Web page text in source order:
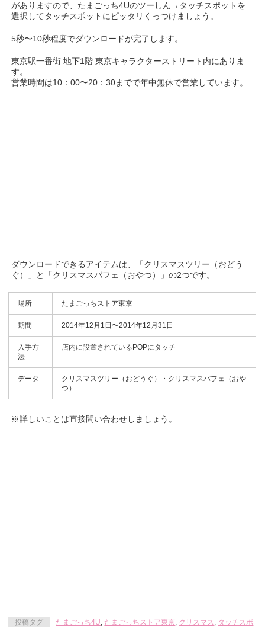
がありますので、たまごっち4Uのツーしん→タッチスポットを
選択してタッチスポットにピッタリくっつけましょう。
5秒〜10秒程度でダウンロードが完了します。
東京駅一番街 地下1階 東京キャラクターストリート内にありま
す。
営業時間は10：00〜20：30までで年中無休で営業しています。
ダウンロードできるアイテムは、「クリスマスツリー（おどう
ぐ）」と「クリスマスパフェ（おやつ）」の2つです。
場所 たまごっちストア東京
期間 2014年12月1日〜2014年12月31日
入手方
法
店内に設置されているPOPにタッチ
データ
クリスマスツリー（おどうぐ）・クリスマスパフェ（おや
つ）
※詳しいことは直接問い合わせしましょう。
投稿タグ たまごっち4U, たまごっちストア東京, クリスマス, タッチスポ